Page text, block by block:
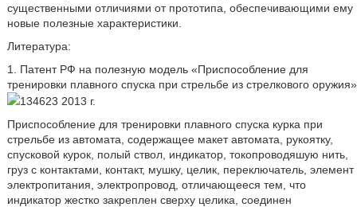
существенными отличиями от прототипа, обеспечивающими ему
новые полезные характеристики.
Литература:
1. Патент РФ на полезную модель «Приспособление для
тренировки плавного спуска при стрельбе из стрелкового оружия»
134623 2013 г.
Приспособление для тренировки плавного спуска курка при
стрельбе из автомата, содержащее макет автомата, рукоятку,
спусковой курок, полый ствол, индикатор, токопроводяшую нить,
груз с контактами, контакт, мушку, целик, переключатель, элемент
электропитания, электропровод, отличающееся тем, что
индикатор жестко закреплен сверху целика, соединен